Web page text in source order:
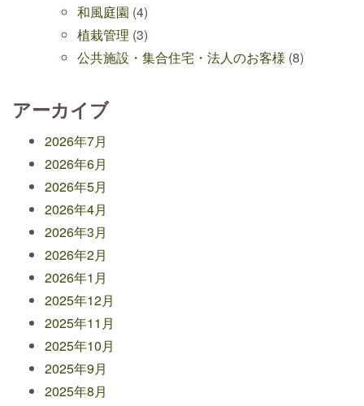
和風庭園 (4)
植栽管理 (3)
公共施設・集合住宅・法人のお客様 (8)
アーカイブ
2026年7月
2026年6月
2026年5月
2026年4月
2026年3月
2026年2月
2026年1月
2025年12月
2025年11月
2025年10月
2025年9月
2025年8月